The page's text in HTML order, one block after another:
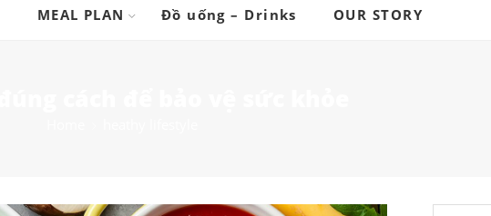
MEAL PLAN Đồ uống – Drinks OUR STORY